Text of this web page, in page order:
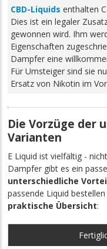
CBD-Liquids enthalten
Dies ist ein legaler
gewonnen wird. Ihm
Eigenschaften
Dampfer eine
Für Umsteiger sind sie
Ersatz von Nikotin im
Die Vorzüge der
Varianten
E Liquid ist vielfältig -
Dampfer gibt es ein
unterschiedliche
passende Liquid
praktische Übersicht: